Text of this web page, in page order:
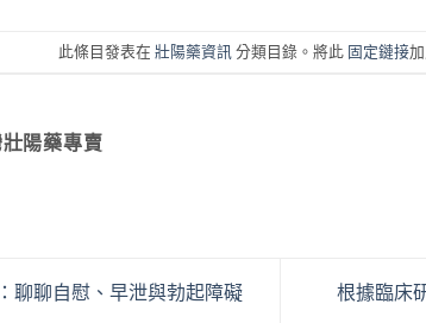
此條目發表在 壯陽藥資訊分類目錄。將此 固定鏈接
陽藥專賣
聊聊自慰、早泄與勃起障礙 根據臨床